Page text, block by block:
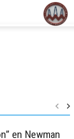
en Newman